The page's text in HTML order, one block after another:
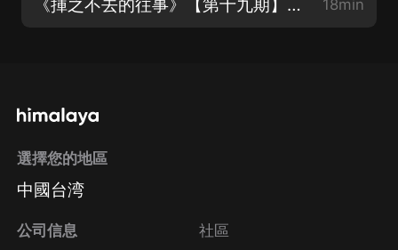
《揮之不去的往事》【第十九期】主播：柒夏 18min
選擇您的地區
中國台湾
公司信息 社區